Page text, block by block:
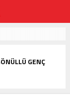
GENÇ